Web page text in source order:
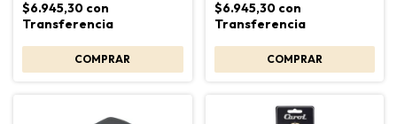
$6.945,30 con
Transferencia
$6.945,30 con
Transferencia